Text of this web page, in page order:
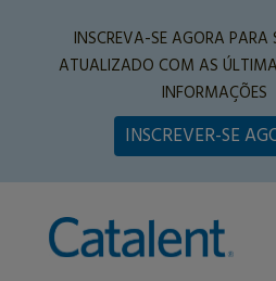
INSCREVA-SE AGORA PARA
ATUALIZADO COM AS
INFORMAÇÕES
INSCREVER-SE